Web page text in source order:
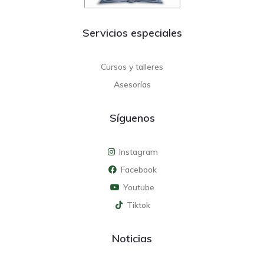
Servicios especiales
Cursos y talleres
Asesorías
Síguenos
Instagram
Facebook
Youtube
Tiktok
Noticias